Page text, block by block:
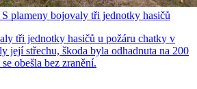
plameny bojovaly tři jednotky hasičů
tři jednotky hasičů u požáru chatky v
její střechu, škoda byla odhadnuta na 200
obešla bez zranění.